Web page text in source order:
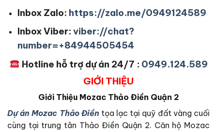
Inbox Zalo: https://zalo.me/0949124589
Inbox Viber: viber://chat?
number=+84944505454
Hotline hỗ trợ dự án 24/7 : 0949.124.589
GIỚI THIỆU
Giới Thiệu Mozac Thảo Điền Quận 2
Dự án Mozac Thảo Điền tọa lạc tại quỹ đất vàng cuối
cùng tại trung tân Thảo Điền Quận 2. Căn hộ Mozac